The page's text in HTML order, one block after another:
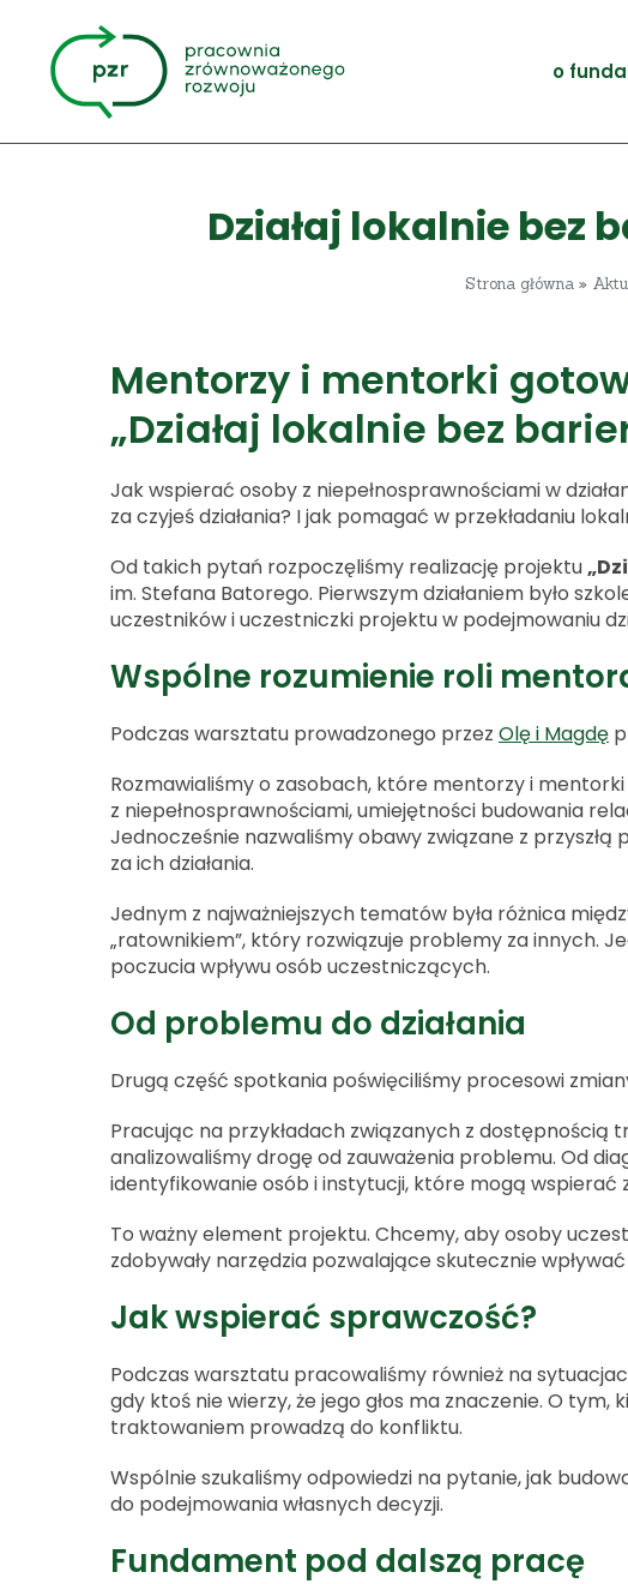
o
Działaj lokalnie bez
Strona główna »
Mentorzy i mentorki
„Działaj lokalnie bez
Jak wspierać osoby z niepełnosprawnościami w
za czyjeś działania? I jak pomagać w przekładaniu
Od takich pytań rozpoczęliśmy realizację projektu
im. Stefana Batorego. Pierwszym działaniem było
uczestników i uczestniczki projektu w podejmowaniu
Wspólne rozumienie roli
Podczas warsztatu prowadzonego przez Olę i Magdę
Rozmawialiśmy o zasobach, które mentorzy i
z niepełnosprawnościami, umiejętności budowania
Jednocześnie nazwaliśmy obawy związane z
za ich działania.
Jednym z najważniejszych tematów była różnica
„ratownikiem”, który rozwiązuje problemy za innych.
poczucia wpływu osób uczestniczących.
Od problemu do działania
Drugą część spotkania poświęciliśmy procesowi
Pracując na przykładach związanych z
analizowaliśmy drogę od zauważenia problemu. Od
identyfikowanie osób i instytucji, które mogą
To ważny element projektu. Chcemy, aby osoby
zdobywały narzędzia pozwalające skutecznie
Jak wspierać sprawczość?
Podczas warsztatu pracowaliśmy również na
gdy ktoś nie wierzy, że jego głos ma znaczenie. O
traktowaniem prowadzą do konfliktu.
Wspólnie szukaliśmy odpowiedzi na pytanie, jak
do podejmowania własnych decyzji.
Fundament pod dalszą pracę